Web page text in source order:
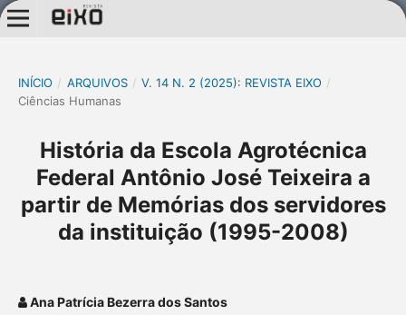
INÍCIO / ARQUIVOS / V. 14 N. 2 (2025): REVISTA EIXO /
Ciências Humanas
História da Escola Agrotécnica
Federal Antônio José Teixeira a
partir de Memórias dos servidores
da instituição (1995-2008)
Ana Patrícia Bezerra dos Santos